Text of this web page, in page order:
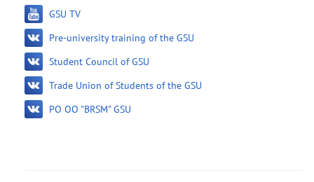
GSU TV
Pre-university training of the GSU
Student Council of GSU
Trade Union of Students of the GSU
PO OO "BRSM" GSU